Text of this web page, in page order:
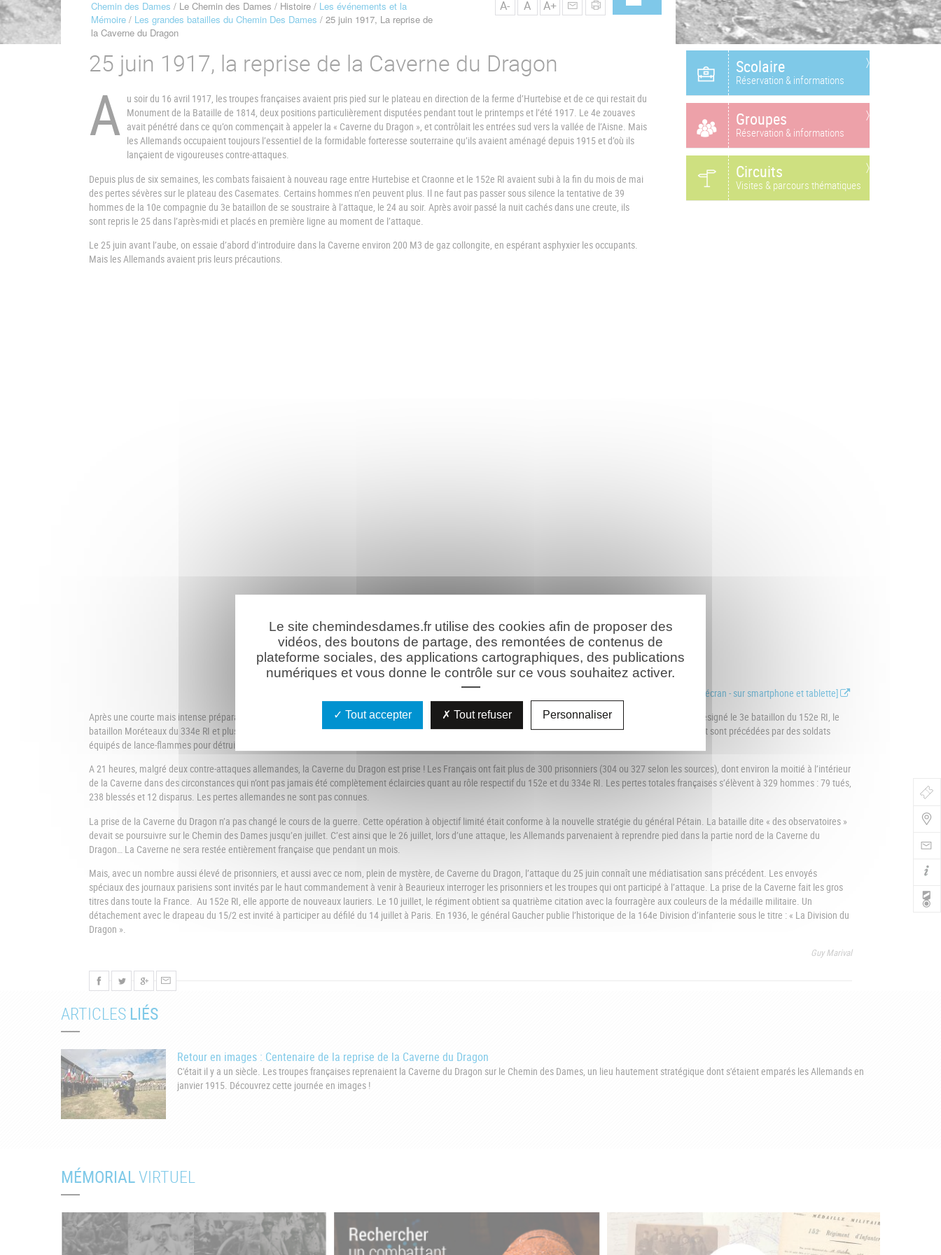
de
Fil
d'Ariane
Chemin des Dames Le Chemin des Dames Histoire
Les événements et la
Mémoire
Les grandes batailles du Chemin Des Dames 25 juin 1917, La reprise de
la Caverne du Dragon
A- A A+
25 juin 1917, la reprise de la Caverne du Dragon
A u soir du 16 avril 1917, les troupes françaises avaient pris pied sur le plateau en direction de la ferme d’Hurtebise et de ce qui restait du
Monument de la Bataille de 1814, deux positions particulièrement disputées pendant tout le printemps et l’été 1917. Le 4e zouaves
avait pénétré dans ce qu’on commençait à appeler la « Caverne du Dragon », et contrôlait les entrées sud vers la vallée de l’Aisne. Mais
les Allemands occupaient toujours l’essentiel de la formidable forteresse souterraine qu’ils avaient aménagé depuis 1915 et d’où ils
lançaient de vigoureuses contre-attaques.
Depuis plus de six semaines, les combats faisaient à nouveau rage entre Hurtebise et Craonne et le 152e RI avaient subi à la fin du mois de mai
des pertes sévères sur le plateau des Casemates. Certains hommes n’en peuvent plus. Il ne faut pas passer sous silence la tentative de 39
hommes de la 10e compagnie du 3e bataillon de se soustraire à l’attaque, le 24 au soir. Après avoir passé la nuit cachés dans une creute, ils
sont repris le 25 dans l’après-midi et placés en première ligne au moment de l’attaque.
Le 25 juin avant l’aube, on essaie d’abord d’introduire dans la Caverne environ 200 M3 de gaz collongite, en espérant asphyxier les occupants.
Mais les Allemands avaient pris leurs précautions.
Scolaire
Réservation & informations
Groupes
Réservation & informations
Circuits
Visites & parcours thématiques
[Visualiser la carte en plein écran - sur ordinateur]
[Visualiser la carte en plein écran - sur smartphone et tablette]
Après une courte mais intense préparation d’artillerie, l’attaque est lancée à 18 h 05. Pour mener l’assaut, le général Gaucher commandant la 164e division a désigné le 3e bataillon du 152e RI, le
bataillon Moréteaux du 334e RI et plusieurs groupes de corps francs de diverses unités, en particulier du 41e Bataillon de chasseurs à pied. Les troupes d’assaut sont précédées par des soldats
équipés de lance-flammes pour détruire les postes allemands de résistance. Au total un peu plus de 2 000 hommes participent à l’attaque.
A 21 heures, malgré deux contre-attaques allemandes, la Caverne du Dragon est prise ! Les Français ont fait plus de 300 prisonniers (304 ou 327 selon les sources), dont environ la moitié à l’intérieur
de la Caverne dans des circonstances qui n’ont pas jamais été complètement éclaircies quant au rôle respectif du 152e et du 334e RI. Les pertes totales françaises s’élèvent à 329 hommes : 79 tués,
238 blessés et 12 disparus. Les pertes allemandes ne sont pas connues.
La prise de la Caverne du Dragon n’a pas changé le cours de la guerre. Cette opération à objectif limité était conforme à la nouvelle stratégie du général Pétain. La bataille dite « des observatoires »
devait se poursuivre sur le Chemin des Dames jusqu’en juillet. C’est ainsi que le 26 juillet, lors d’une attaque, les Allemands parvenaient à reprendre pied dans la partie nord de la Caverne du
Dragon… La Caverne ne sera restée entièrement française que pendant un mois.
Mais, avec un nombre aussi élevé de prisonniers, et aussi avec ce nom, plein de mystère, de Caverne du Dragon, l’attaque du 25 juin connaît une médiatisation sans précédent. Les envoyés
spéciaux des journaux parisiens sont invités par le haut commandement à venir à Beaurieux interroger les prisonniers et les troupes qui ont participé à l’attaque. La prise de la Caverne fait les gros
titres dans toute la France. Au 152e RI, elle apporte de nouveaux lauriers. Le 10 juillet, le régiment obtient sa quatrième citation avec la fourragère aux couleurs de la médaille militaire. Un
détachement avec le drapeau du 15/2 est invité à participer au défilé du 14 juillet à Paris. En 1936, le général Gaucher publie l’historique de la 164e Division d’infanterie sous le titre : « La Division du
Dragon ».
Guy Marival
ARTICLESLIÉS
Retour en images : Centenaire de la reprise de la Caverne du Dragon
C'était il y a un siècle. Les troupes françaises reprenaient la Caverne du Dragon sur le Chemin des Dames, un lieu hautement stratégique dont s'étaient emparés les Allemands en
janvier 1915. Découvrez cette journée en images !
MÉMORIALVIRTUEL
Le site chemindesdames.fr utilise des cookies afin de proposer des
vidéos, des boutons de partage, des remontées de contenus de
plateforme sociales, des applications cartographiques, des publications
numériques et vous donne le contrôle sur ce vous souhaitez activer.
Tout accepter Tout refuser Personnaliser